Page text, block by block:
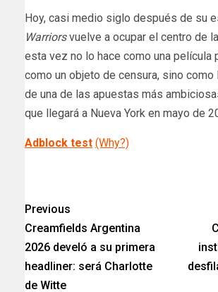
Hoy, casi medio siglo después de su
Warriorsvuelve a ocupar el centro de
esta vez no lo hace como una película
como un objeto de censura, sino como
de una de las apuestas más
que llegará a Nueva York en mayo de
Adblock test (Why?)
Previous
Creamfields Argentina
2026 develó a su primera
headliner: será Charlotte
de Witte